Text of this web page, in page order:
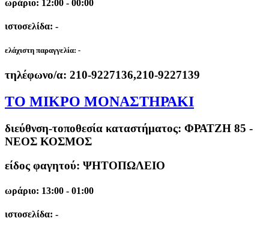
ωράριο: 12:00 - 00:00
ιστοσελίδα: -
ελάχιστη παραγγελία: -
τηλέφωνο/α: 210-9227136,210-9227139
ΤΟ ΜΙΚΡΟ ΜΟΝΑΣΤΗΡΑΚΙ
διεύθνση-τοποθεσία καταστήματος: ΦΡΑΤΖΗ 85 -
ΝΕΟΣ ΚΟΣΜΟΣ
είδος φαγητού: ΨΗΤΟΠΩΛΕΙΟ
ωράριο: 13:00 - 01:00
ιστοσελίδα: -